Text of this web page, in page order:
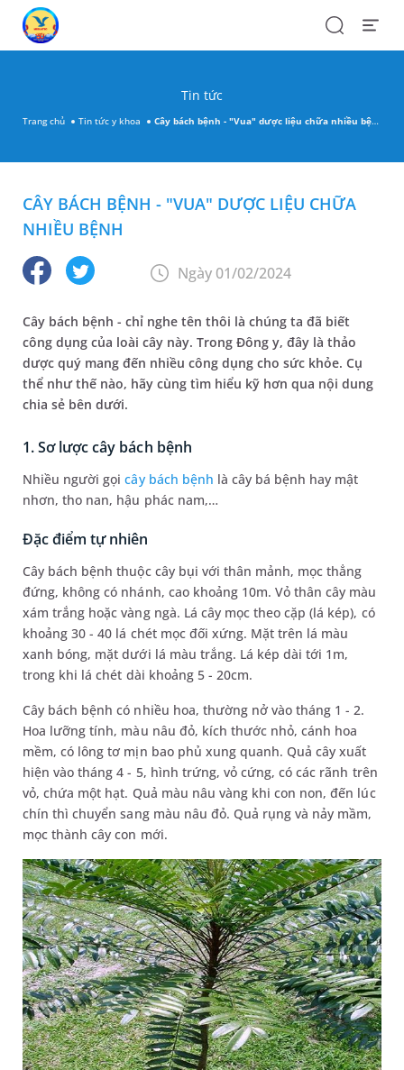
SearchOpen
Tin tức
Trang chủ Tin tức y khoa Cây bách bệnh - "Vua" dược liệu chữa nhiều bệnh
CÂY BÁCH BỆNH - "VUA" DƯỢC LIỆU CHỮA
NHIỀU BỆNH
Ngày 01/02/2024
Cây bách bệnh - chỉ nghe tên thôi là chúng ta đã biết
công dụng của loài cây này. Trong Đông y, đây là thảo
dược quý mang đến nhiều công dụng cho sức khỏe. Cụ
thể như thế nào, hãy cùng tìm hiểu kỹ hơn qua nội dung
chia sẻ bên dưới.
1. Sơ lược cây bách bệnh
Nhiều người gọicây bách bệnh là cây bá bệnh hay mật
nhơn, tho nan, hậu phác nam,…
Đặc điểm tự nhiên
Cây bách bệnh thuộc cây bụi với thân mảnh, mọc thẳng
đứng, không có nhánh, cao khoảng 10m. Vỏ thân cây màu
xám trắng hoặc vàng ngà. Lá cây mọc theo cặp (lá kép), có
khoảng 30 - 40 lá chét mọc đối xứng. Mặt trên lá màu
xanh bóng, mặt dưới lá màu trắng. Lá kép dài tới 1m,
trong khi lá chét dài khoảng 5 - 20cm.
Cây bách bệnh có nhiều hoa, thường nở vào tháng 1 - 2.
Hoa lưỡng tính, màu nâu đỏ, kích thước nhỏ, cánh hoa
mềm, có lông tơ mịn bao phủ xung quanh. Quả cây xuất
hiện vào tháng 4 - 5, hình trứng, vỏ cứng, có các rãnh trên
vỏ, chứa một hạt. Quả màu nâu vàng khi con non, đến lúc
chín thì chuyển sang màu nâu đỏ. Quả rụng và nảy mầm,
mọc thành cây con mới.